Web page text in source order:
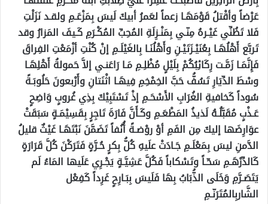
عَرْضاً وأقْتلُ قَوْمَهَـا زعماً لعَمرُ أبيكَ لَيسَ بِمَزْعَـمِ ولقـد نَزَلْتِ
فَلا تَظُنِّي غَيْـرهُ مِنّـي بِمَنْـزِلَةِ المُحِبِّ المُكْـرَمِ كَـيفَ المَزارُ وقد
تَربَّع أَهْلُهَـا بِعُنَيْـزَتَيْـنِ وأَهْلُنَـا بِالغَيْلَـمِ إنْ كُنْتِ أزْمَعْتِ الفِراقَ
فَإِنَّمَـا زَمَّـت رِكَائِبُكُمْ بِلَيْلٍ مُظْلِـمِ مَـا رَاعَنـي إلاَّ حَمولةُ أَهْلِهَـا
وسْطَ الدِّيَارِ تَسُفُّ حَبَّ الخِمْخِمِ فِيهَـا اثْنَتانِ وأَرْبعونَ حَلُوبَـةً
سُوداً كَخافيةِ الغُرَابِ الأَسْحَـمِ إذْ تَسْتَبِيْكَ بِذِي غُروبٍ وَاضِحٍ
عَـذْبٍ مُقَبَّلُـهُ لَذيذُ المَطْعَـمِ وكَـأَنَّ فَارَةَ تَاجِرٍ بِقَسِيْمَـةٍ سَبَقَتْ
عوَارِضَها إليكَ مِن الفَمِ أوْ روْضـةً أُنُفاً تَضَمَّنَ نَبْتَهَـا غَيْثٌ قليلُ
الدَّمنِ ليسَ بِمَعْلَـمِ جَـادَتْ علَيهِ كُلُّ بِكرٍ حُـرَّةٍ فَتَرَكْنَ كُلَّ قَرَارَةٍ
كَالدِّرْهَـمِ سَحّـاً وتَسْكاباً فَكُلَّ عَشِيَّـةٍ يَجْـرِي عَلَيها المَاءُ لَم
يَتَصَـرَّمِ وَخَلَى الذُّبَابُ بِهَا فَلَيسَ بِبَـارِحٍ غَرِداً كَفِعْل
الشَّاربِالمُتَرَنّـمِ